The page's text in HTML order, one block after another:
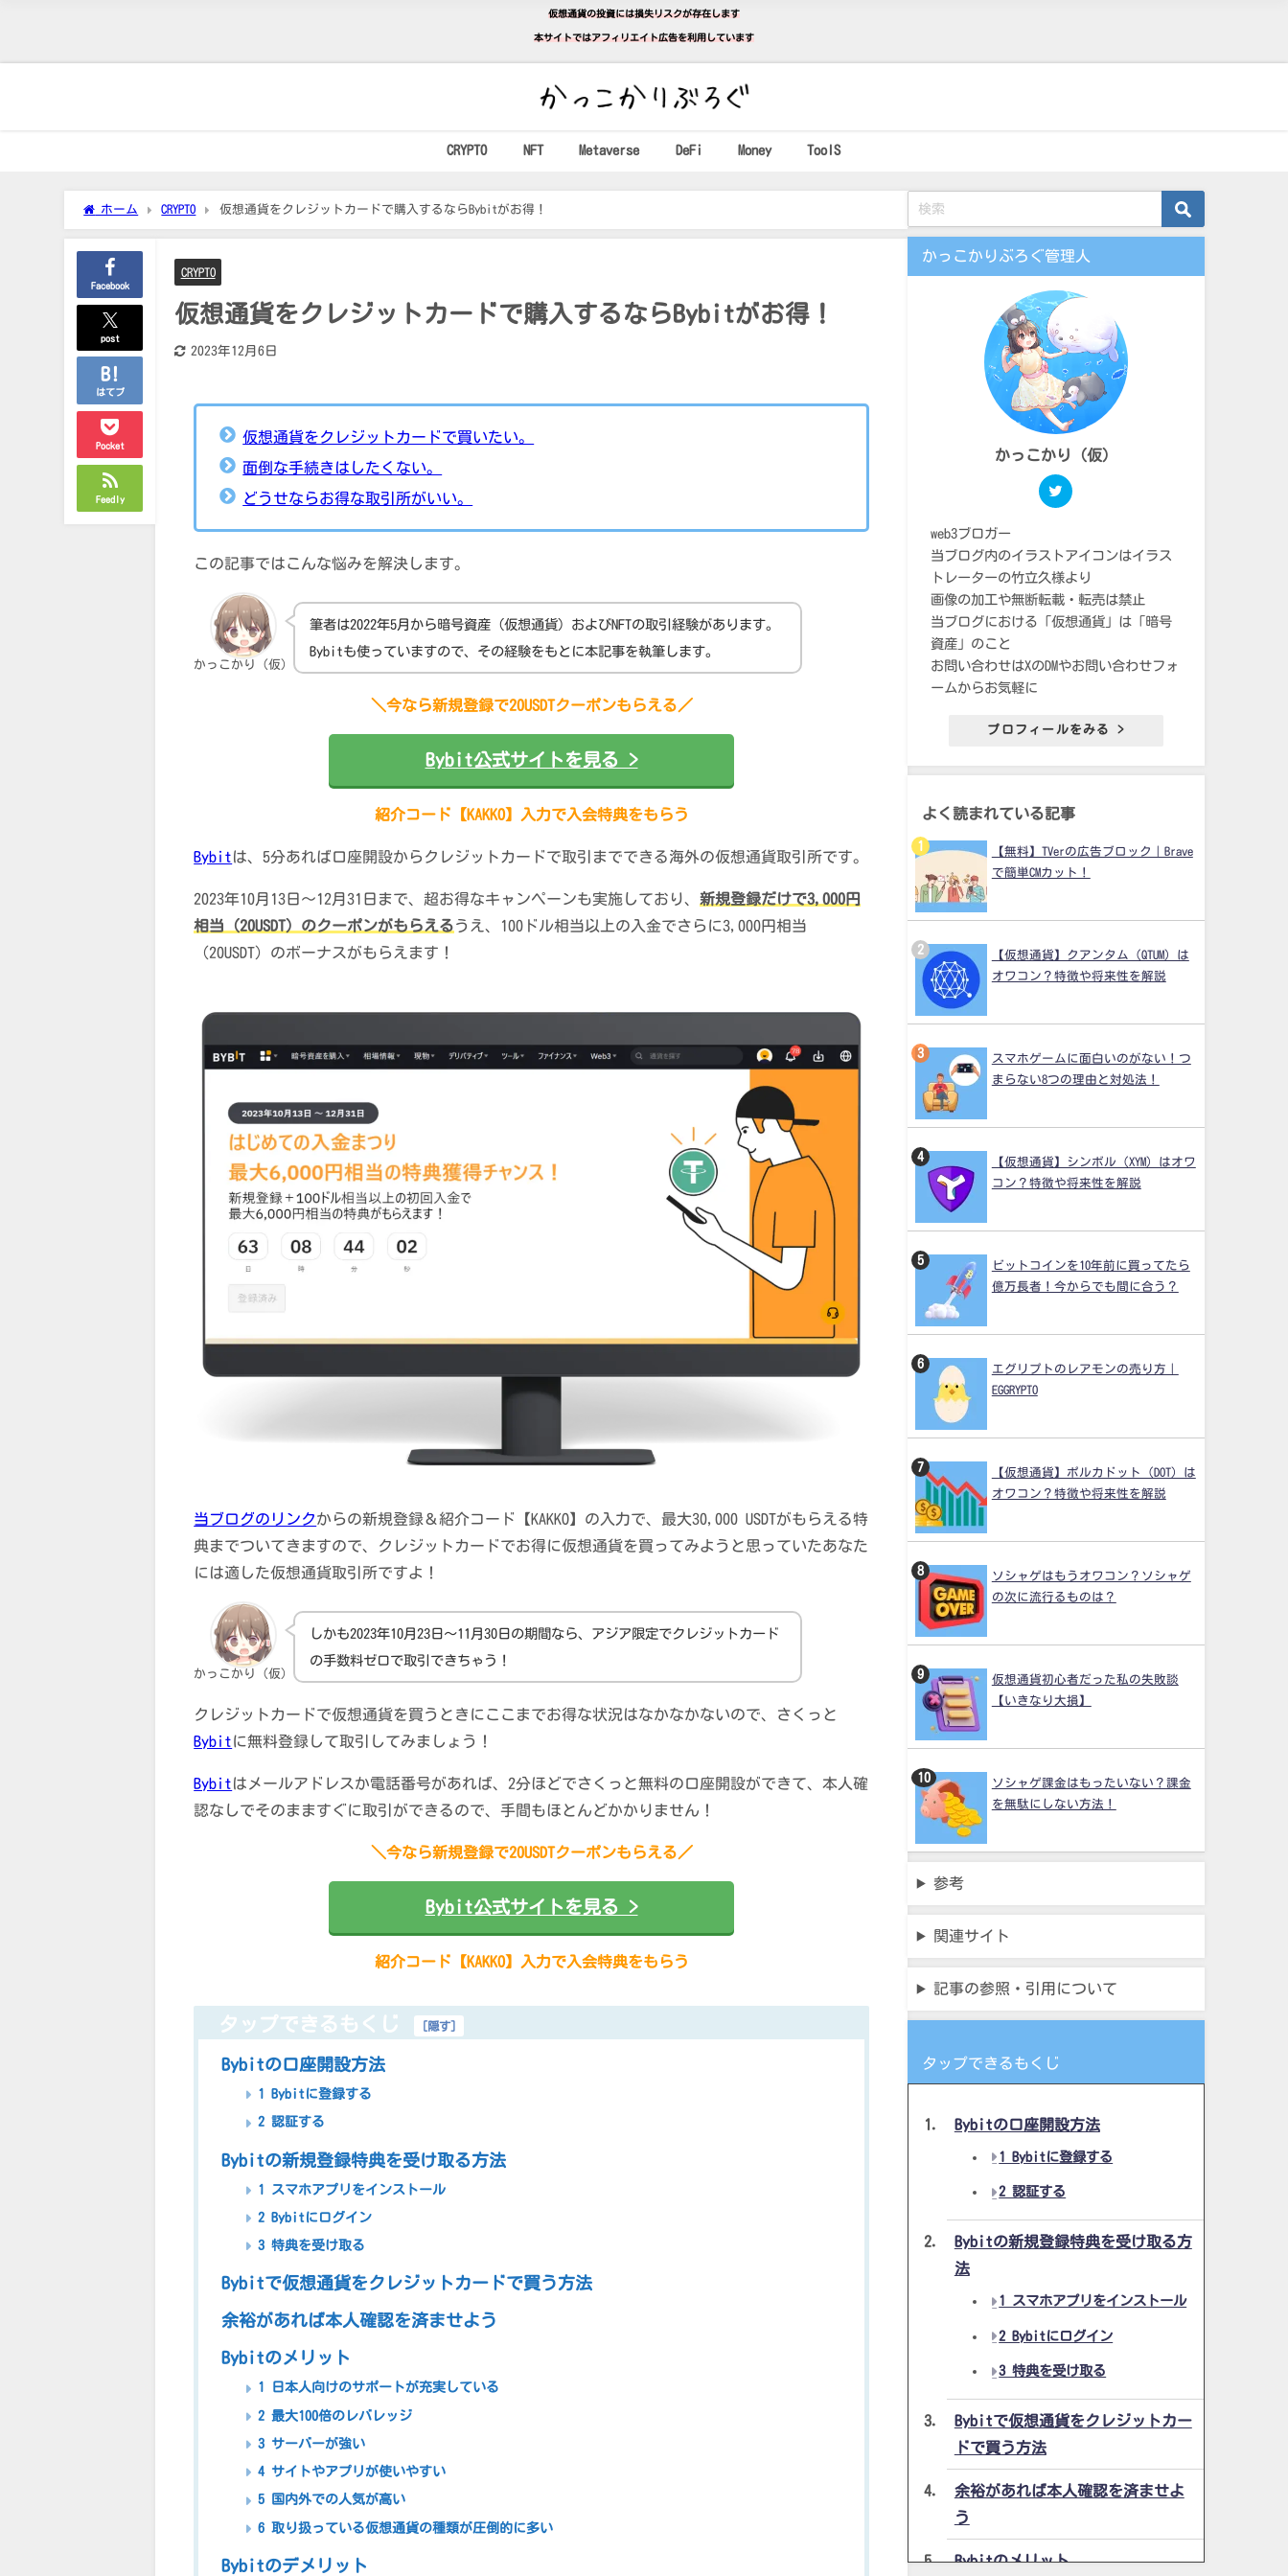
仮想通貨の投資には損失リスクが存在します
本サイトではアフィリエイト広告を利用しています
CRYPTO NFT Metaverse DeFi Money ToolS
ホーム CRYPTO 仮想通貨をクレジットカードで購入するならBybitがお得！
Facebook
post
はてブ
Pocket
Feedly
CRYPTO
仮想通貨をクレジットカードで購入するならBybitがお得！
2023年12月6日
仮想通貨をクレジットカードで買いたい。
面倒な手続きはしたくない。
どうせならお得な取引所がいい。
この記事ではこんな悩みを解決します。
かっこかり（仮）
筆者は2022年5月から暗号資産（仮想通貨）およびNFTの取引経験があります。
Bybitも使っていますので、その経験をもとに本記事を執筆します。
＼今なら新規登録で20USDTクーポンもらえる／
Bybit公式サイトを見る >
紹介コード【KAKKO】入力で入会特典をもらう
Bybitは、5分あれば口座開設からクレジットカードで取引までできる海外の仮想通貨取引所です。
2023年10月13日～12月31日まで、超お得なキャンペーンも実施しており、新規登録だけで3,000円
相当（20USDT）のクーポンがもらえるうえ、100ドル相当以上の入金でさらに3,000円相当
（20USDT）のボーナスがもらえます！
当ブログのリンクからの新規登録＆紹介コード【KAKKO】の入力で、最大30,000 USDTがもらえる特
典までついてきますので、クレジットカードでお得に仮想通貨を買ってみようと思っていたあなた
には適した仮想通貨取引所ですよ！
かっこかり（仮）
しかも2023年10月23日～11月30日の期間なら、アジア限定でクレジットカード
の手数料ゼロで取引できちゃう！
クレジットカードで仮想通貨を買うときにここまでお得な状況はなかなかないので、さくっと
Bybitに無料登録して取引してみましょう！
Bybitはメールアドレスか電話番号があれば、2分ほどでさくっと無料の口座開設ができて、本人確
認なしでそのまますぐに取引ができるので、手間もほとんどかかりません！
＼今なら新規登録で20USDTクーポンもらえる／
Bybit公式サイトを見る >
紹介コード【KAKKO】入力で入会特典をもらう
タップできるもくじ [隠す]
Bybitの口座開設方法
1 Bybitに登録する
2 認証する
Bybitの新規登録特典を受け取る方法
1 スマホアプリをインストール
2 Bybitにログイン
3 特典を受け取る
Bybitで仮想通貨をクレジットカードで買う方法
余裕があれば本人確認を済ませよう
Bybitのメリット
1 日本人向けのサポートが充実している
2 最大100倍のレバレッジ
3 サーバーが強い
4 サイトやアプリが使いやすい
5 国内外での人気が高い
6 取り扱っている仮想通貨の種類が圧倒的に多い
Bybitのデメリット
かっこかりぶろぐ管理人
かっこかり（仮）
web3ブロガー
当ブログ内のイラストアイコンはイラス
トレーターの竹立久様より
画像の加工や無断転載・転売は禁止
当ブログにおける「仮想通貨」は「暗号
資産」のこと
お問い合わせはXのDMやお問い合わせフォ
ームからお気軽に
プロフィールをみる >
よく読まれている記事
【無料】TVerの広告ブロック｜Brave
で簡単CMカット！
【仮想通貨】クアンタム（QTUM）は
オワコン？特徴や将来性を解説
スマホゲームに面白いのがない！つ
まらない8つの理由と対処法！
【仮想通貨】シンボル（XYM）はオワ
コン？特徴や将来性を解説
ビットコインを10年前に買ってたら
億万長者！今からでも間に合う？
エグリプトのレアモンの売り方｜
EGGRYPTO
【仮想通貨】ポルカドット（DOT）は
オワコン？特徴や将来性を解説
ソシャゲはもうオワコン？ソシャゲ
の次に流行るものは？
仮想通貨初心者だった私の失敗談
【いきなり大損】
ソシャゲ課金はもったいない？課金
を無駄にしない方法！
参考
関連サイト
記事の参照・引用について
タップできるもくじ
Bybitの口座開設方法
1 Bybitに登録する
2 認証する
Bybitの新規登録特典を受け取る方
法
1 スマホアプリをインストール
2 Bybitにログイン
3 特典を受け取る
Bybitで仮想通貨をクレジットカー
ドで買う方法
余裕があれば本人確認を済ませよ
う
Bybitのメリット